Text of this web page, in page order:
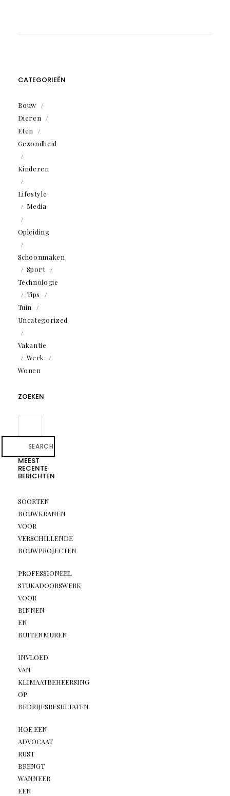
CATEGORIEËN
Bouw
Dieren
Eten
Gezondheid
Kinderen
Lifestyle
Media
Opleiding
Schoonmaken
Sport
Technologie
Tips
Tuin
Uncategorized
Vakantie
Werk
Wonen
ZOEKEN
SEARCH
MEEST
RECENTE
BERICHTEN
SOORTEN
BOUWKRANEN
VOOR
VERSCHILLENDE
BOUWPROJECTEN
PROFESSIONEEL
STUKADOORSWERK
VOOR
BINNEN-
EN
BUITENMUREN
INVLOED
VAN
KLIMAATBEHEERSING
OP
BEDRIJFSRESULTATEN
HOE EEN
ADVOCAAT
RUST
BRENGT
WANNEER
EEN